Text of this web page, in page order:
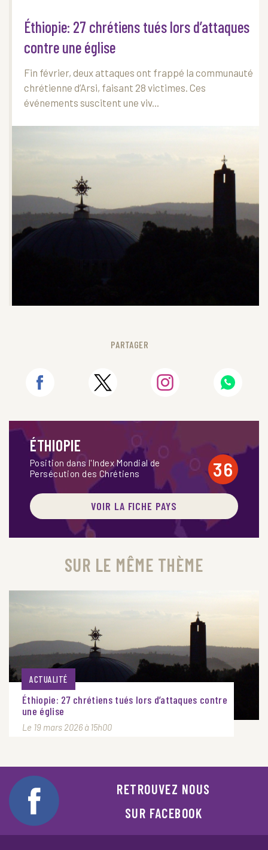
Éthiopie: 27 chrétiens tués lors d’attaques
contre une église
Fin février, deux attaques ont frappé la communauté
chrétienne d’Arsi, faisant 28 victimes. Ces
événements suscitent une viv...
PARTAGER
ÉTHIOPIE
Position dans l'Index Mondial de
Persécution des Chrétiens
36
VOIR LA FICHE PAYS
SUR LE MÊME THÈME
ACTUALITÉ
Éthiopie: 27 chrétiens tués lors d’attaques contre
une église
Le 19 mars 2026 à 15h00
RETROUVEZ NOUS
SUR FACEBOOK